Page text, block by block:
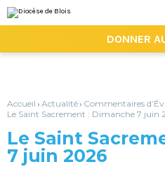
au
contenu.
la
personnels
DONNER
Accueil › Actualité› Commentaires
Le Saint Sacrement : Dimanche 7 juin
Le Saint
7 juin 2026